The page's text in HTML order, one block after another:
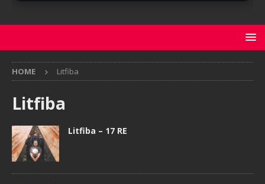
HOME Litfiba
Litfiba
Litfiba – 17 RE